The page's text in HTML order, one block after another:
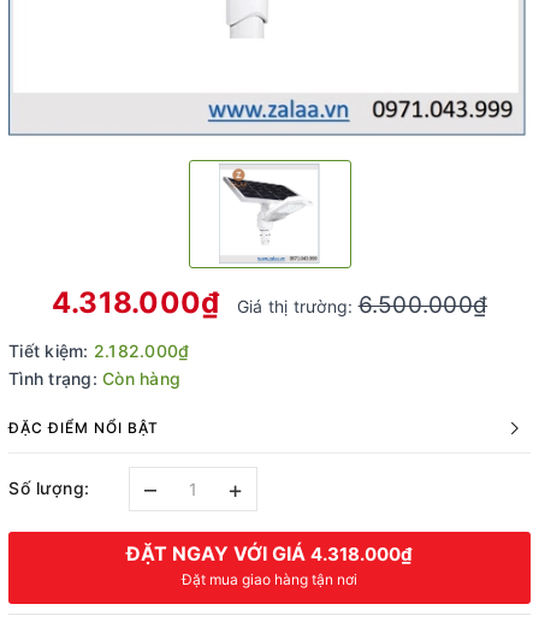
4.318.000₫ Giá thị trường:6.500.000₫
Tiết kiệm: 2.182.000₫
Tình trạng: Còn hàng
ĐẶC ĐIỂM NỔI BẬT
Số lượng: – +
ĐẶT NGAY VỚI GIÁ 4.318.000₫
Đặt mua giao hàng tận nơi